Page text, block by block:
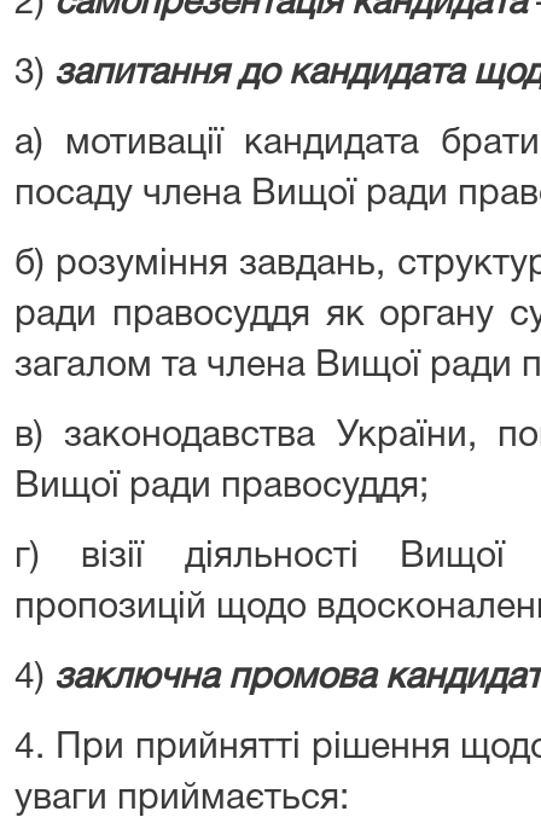
3) запитання до кандидата
а) мотивації кандидата
посаду члена Вищої ради
б) розуміння завдань,
ради правосуддя як органу
загалом та члена Вищої ради
в) законодавства України,
Вищої ради правосуддя;
г) візії діяльності
пропозицій щодо
4) заключна промова
4. При прийнятті рішення
уваги приймається: